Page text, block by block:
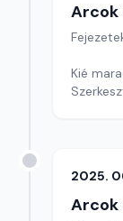
Arcok
Kié
2025.
Arcok